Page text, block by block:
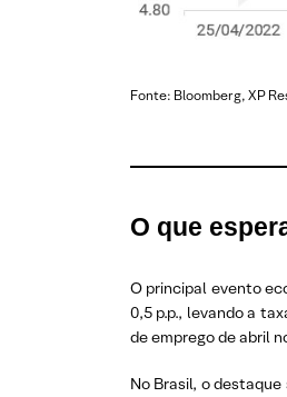
Fonte: Bloomberg, XP
O que
O principal evento
0,5 p.p., levando a
de emprego de abril
No Brasil, o